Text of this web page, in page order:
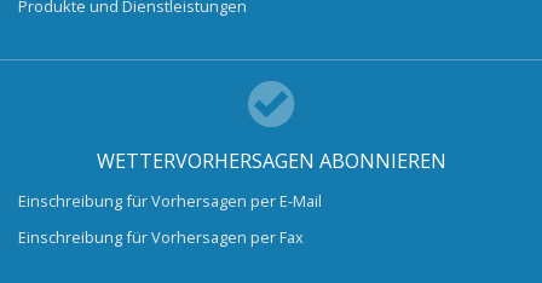
Produkte und Dienstleistungen
WETTERVORHERSAGEN ABONNIEREN
Einschreibung für Vorhersagen per E-Mail
Einschreibung für Vorhersagen per Fax